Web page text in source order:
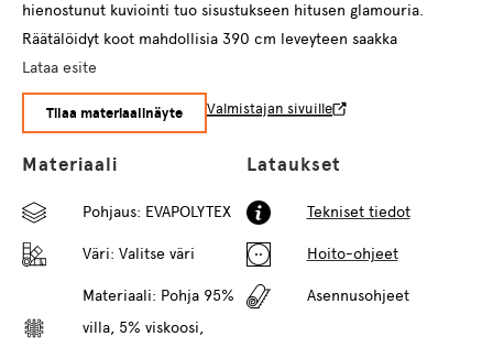
hienostunut kuviointi tuo sisustukseen hitusen glamouria.
Räätälöidyt koot mahdollisia 390 cm leveyteen saakka
Lataa esite
Tilaa materiaalinäyte Valmistajan sivuille
Materiaali
Pohjaus: EVAPOLYTEX
Väri: Valitse väri
Materiaali: Pohja 95%
villa, 5% viskoosi,
Lataukset
Tekniset tiedot
Hoito-ohjeet
Asennusohjeet